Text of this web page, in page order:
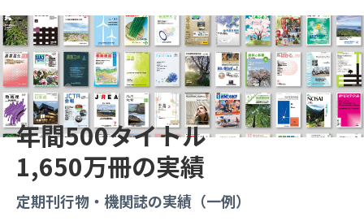
年間500タイトル
1,650万冊の実績
定期刊行物・機関誌の実績（一例）